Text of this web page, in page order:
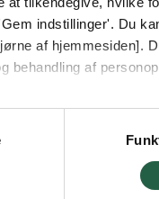
indstillinger'. Du
af hjemmesiden].
behandling af
om, hvordan